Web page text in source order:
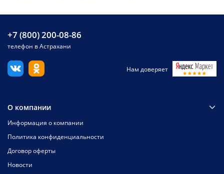
+7 (800) 200-08-86
телефон в Астрахани
Нам доверяет
О компании
Информация о компании
Политика конфиденциальности
Договор оферты
Новости